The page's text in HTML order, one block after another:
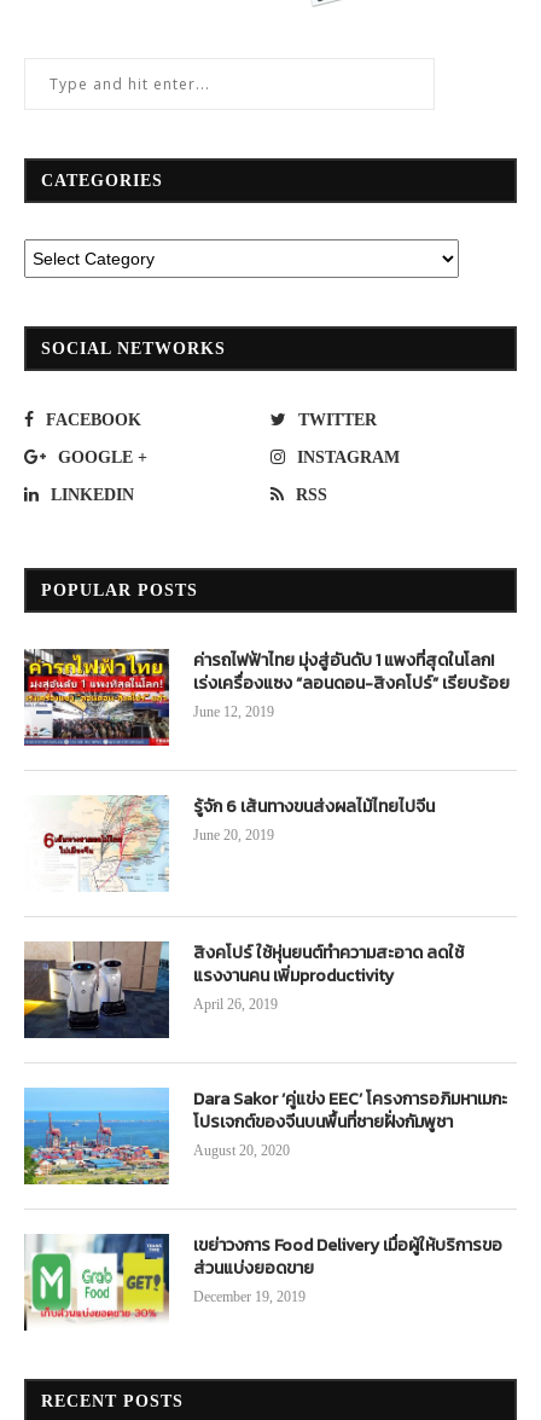
CATEGORIES
SOCIAL NETWORKS
FACEBOOK TWITTER
GOOGLE + INSTAGRAM
LINKEDIN RSS
POPULAR POSTS
ค่ารถไฟฟ้าไทย มุ่งสู่อันดับ 1 แพงที่สุดในโลก!
เร่งเครื่องแซง “ลอนดอน-สิงคโปร์” เรียบร้อย
June 12, 2019
รู้จัก 6 เส้นทางขนส่งผลไม้ไทยไปจีน
June 20, 2019
สิงคโปร์ ใช้หุ่นยนต์ทำความสะอาด ลดใช้
แรงงานคน เพิ่มproductivity
April 26, 2019
Dara Sakor ‘คู่แข่ง EEC’ โครงการอภิมหาเมกะ
โปรเจกต์ของจีนบนพื้นที่ชายฝั่งกัมพูชา
August 20, 2020
เขย่าวงการ Food Delivery เมื่อผู้ให้บริการขอ
ส่วนแบ่งยอดขาย
December 19, 2019
RECENT POSTS